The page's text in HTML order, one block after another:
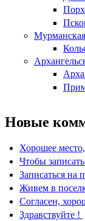
Новые
Хорошее
Чтобы
Записаться на
Живем в
Согласен,
Здравствуйте !